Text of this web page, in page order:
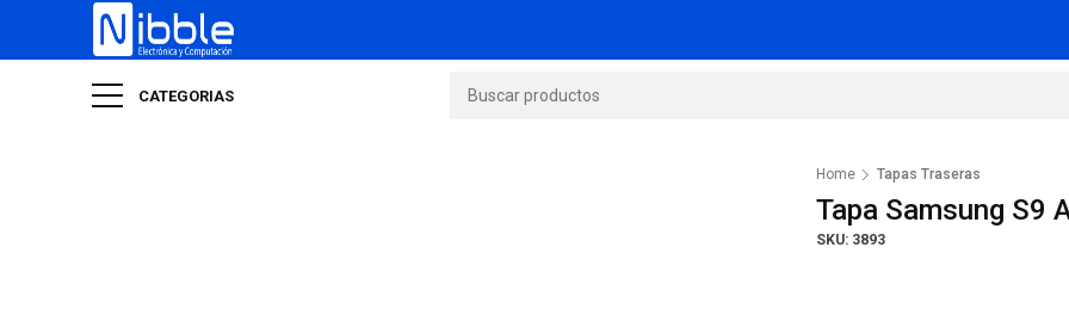
CATEGORIAS
Home Tapas Traseras
Tapa Samsung S9
SKU: 3893